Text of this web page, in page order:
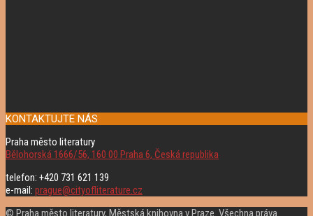
KONTAKTUJTE NÁS
Praha město literatury
Bělohorská 1666/56, 160 00 Praha 6, Česká republika
telefon: +420 731 621 139
e-mail: prague@cityofliterature.cz
© Praha město literatury, Městská knihovna v Praze. Všechna práva